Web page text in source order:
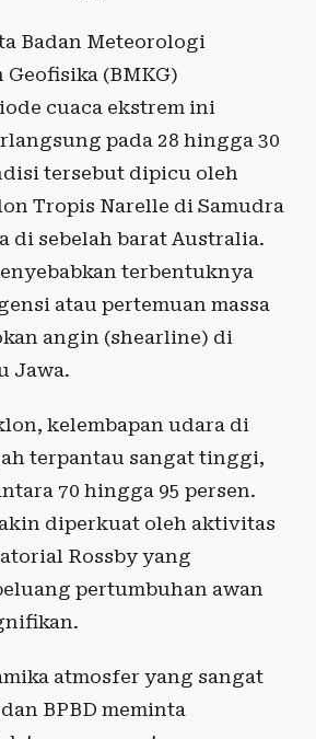
Badan Meteorologi
(BMKG)
cuaca ekstrem ini
pada 28 hingga 30
tersebut dipicu oleh
Tropis Narelle di Samudra
di sebelah barat Australia.
terbentuknya
atau pertemuan massa
angin (shearline) di
Jawa.
kelembapan udara di
terpantau sangat tinggi,
70 hingga 95 persen.
diperkuat oleh aktivitas
Rossby yang
pertumbuhan awan
atmosfer yang sangat
BPBD meminta